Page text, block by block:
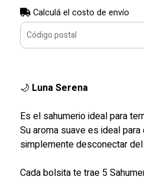
Calculá el costo de envío
🌙 Luna Serena
Es el sahumerio ideal para
Su aroma suave es ideal
simplemente desconectar
Cada bolsita te trae 5